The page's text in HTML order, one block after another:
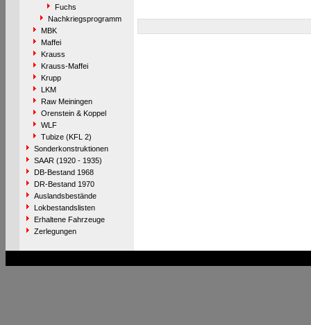
Fuchs
Nachkriegsprogramm
MBK
Maffei
Krauss
Krauss-Maffei
Krupp
LKM
Raw Meiningen
Orenstein & Koppel
WLF
Tubize (KFL 2)
Sonderkonstruktionen
SAAR (1920 - 1935)
DB-Bestand 1968
DR-Bestand 1970
Auslandsbestände
Lokbestandslisten
Erhaltene Fahrzeuge
Zerlegungen